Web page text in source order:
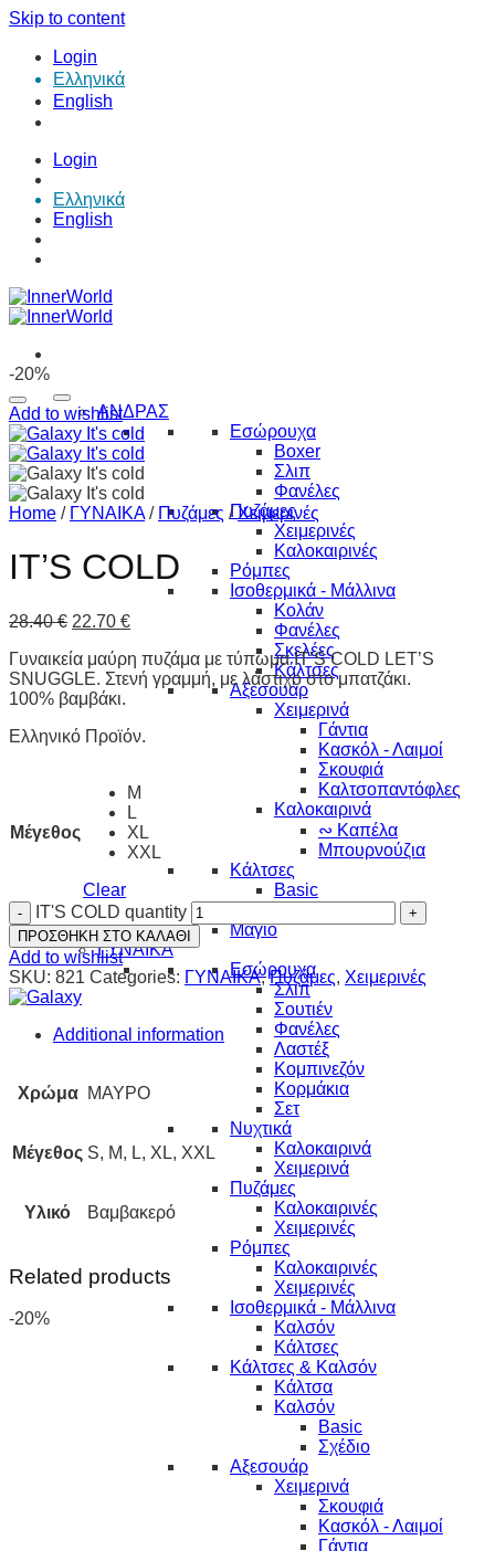
Skip to content
Login
Ελληνικά
English
Login
Ελληνικά
English
ΑΝΔΡΑΣ
Εσώρουχα
Boxer
Σλιπ
Φανέλες
Πυζάμες
Χειμερινές
Καλοκαιρινές
Ρόμπες
Ισοθερμικά - Μάλλινα
Κολάν
Φανέλες
Σκελέες
Κάλτσες
Αξεσουάρ
Χειμερινά
Γάντια
Κασκόλ - Λαιμοί
Σκουφιά
Καλτσοπαντόφλες
Καλοκαιρινά
∾ Καπέλα
Μπουρνούζια
Κάλτσες
Basic
Μαγιό
ΓΥΝΑΙΚΑ
Εσώρουχα
Σλιπ
Σουτιέν
Φανέλες
Λαστέξ
Κομπινεζόν
Κορμάκια
Σετ
Νυχτικά
Καλοκαιρινά
Χειμερινά
Πυζάμες
Καλοκαιρινές
Χειμερινές
Ρόμπες
Καλοκαιρινές
Χειμερινές
Ισοθερμικά - Μάλλινα
Καλσόν
Κάλτσες
Κάλτσες & Καλσόν
Κάλτσα
Καλσόν
Basic
Σχέδιο
Αξεσουάρ
Χειμερινά
Σκουφιά
Κασκόλ - Λαιμοί
Γάντια
-20%
Add to wishlist
Home / ΓΥΝΑΙΚΑ / Πυζάμες / Χειμερινές
IT’S COLD
28.40€ 22.70 €
Γυναικεία μαύρη πυζάμα με τύπωμα IT’S COLD LET’S
SNUGGLE. Στενή γραμμή, με λάστιχο στο μπατζάκι.
100% βαμβάκι.
Ελληνικό Προϊόν.
Μέγεθος
M
L
XL
XXL
Clear
IT'S COLD quantity
ΠΡΟΣΘΗΚΗ ΣΤΟ ΚΑΛΑΘΙ
Add to wishlist
SKU: 821 Categories: ΓΥΝΑΙΚΑ,Πυζάμες, Χειμερινές
Additional information
Χρώμα ΜΑΥΡΟ
Μέγεθος S, M, L, XL, XXL
Υλικό Βαμβακερό
Related products
-20%